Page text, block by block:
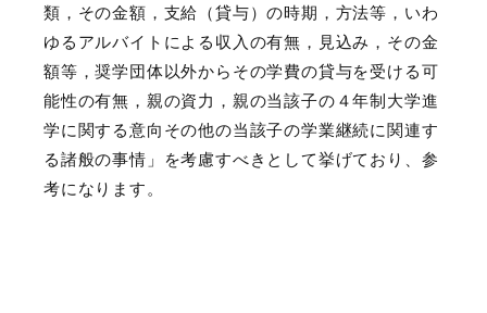
類，その金額，支給（貸与）の時期，方法等，いわ
ゆるアルバイトによる収入の有無，見込み，その金
額等，奨学団体以外からその学費の貸与を受ける可
能性の有無，親の資力，親の当該子の４年制大学進
学に関する意向その他の当該子の学業継続に関連す
る諸般の事情」を考慮すべきとして挙げており、参
考になります。